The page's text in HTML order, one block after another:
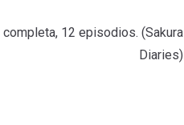
12 episodios. (Sakura
Diaries)